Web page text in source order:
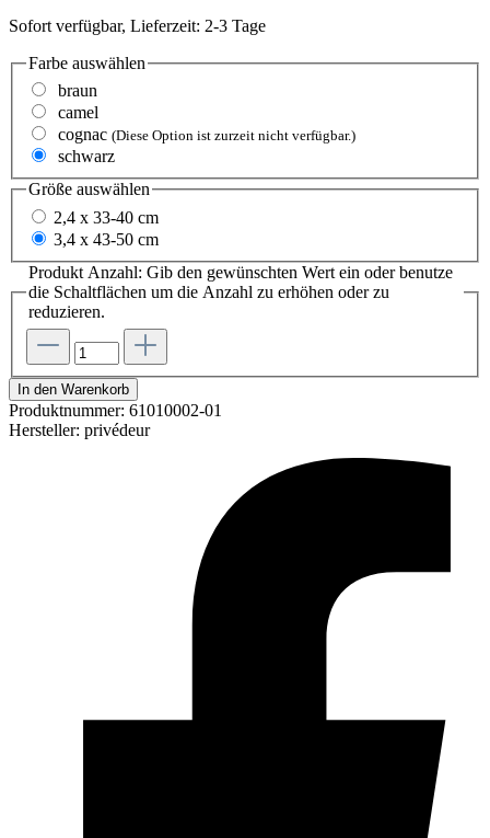
Sofort verfügbar, Lieferzeit: 2-3 Tage
Farbe auswählen
braun
camel
cognac (Diese Option ist zurzeit nicht verfügbar.)
schwarz
Größe auswählen
2,4 x 33-40 cm
3,4 x 43-50 cm
Produkt Anzahl: Gib den gewünschten Wert ein oder benutze
die Schaltflächen um die Anzahl zu erhöhen oder zu
reduzieren.
In den Warenkorb
Produktnummer: 61010002-01
Hersteller: privédeur